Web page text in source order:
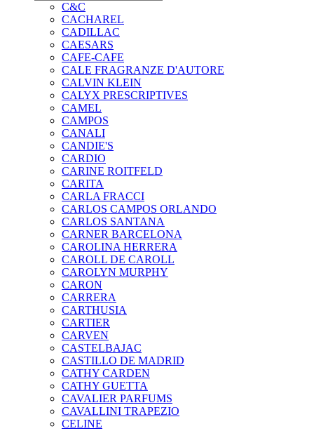
C&C
CACHAREL
CADILLAC
CAESARS
CAFE-CAFE
CALE FRAGRANZE D'AUTORE
CALVIN KLEIN
CALYX PRESCRIPTIVES
CAMEL
CAMPOS
CANALI
CANDIE'S
CARDIO
CARINE ROITFELD
CARITA
CARLA FRACCI
CARLOS CAMPOS ORLANDO
CARLOS SANTANA
CARNER BARCELONA
CAROLINA HERRERA
CAROLL DE CAROLL
CAROLYN MURPHY
CARON
CARRERA
CARTHUSIA
CARTIER
CARVEN
CASTELBAJAC
CASTILLO DE MADRID
CATHY CARDEN
CATHY GUETTA
CAVALIER PARFUMS
CAVALLINI TRAPEZIO
CELINE